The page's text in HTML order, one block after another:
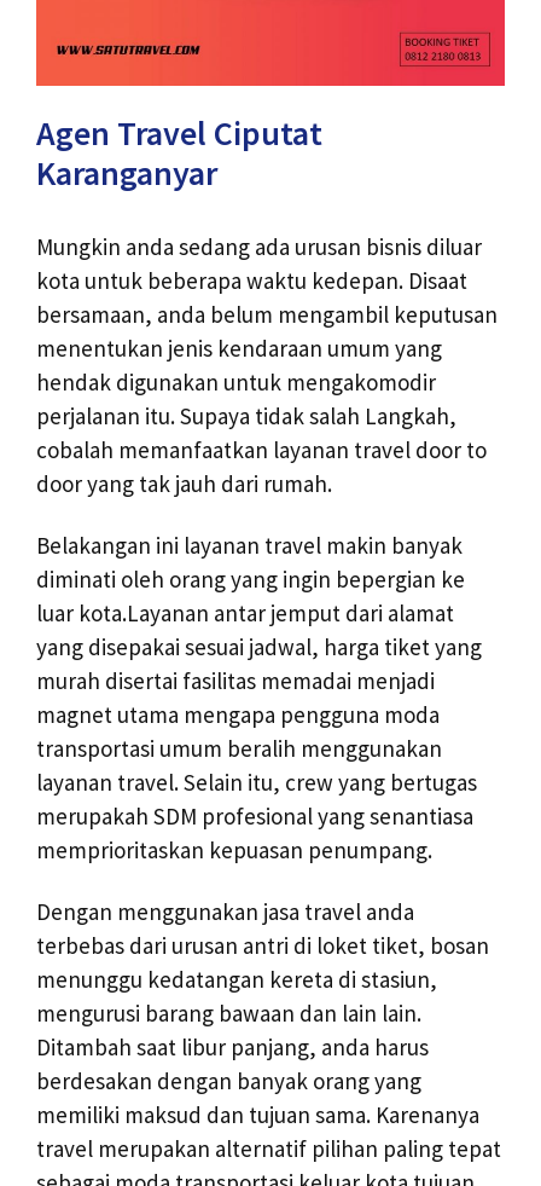
Agen Travel Ciputat
Karanganyar
Mungkin anda sedang ada urusan bisnis diluar
kota untuk beberapa waktu kedepan. Disaat
bersamaan, anda belum mengambil keputusan
menentukan jenis kendaraan umum yang
hendak digunakan untuk mengakomodir
perjalanan itu. Supaya tidak salah Langkah,
cobalah memanfaatkan layanan travel door to
door yang tak jauh dari rumah.
Belakangan ini layanan travel makin banyak
diminati oleh orang yang ingin bepergian ke
luar kota.Layanan antar jemput dari alamat
yang disepakai sesuai jadwal, harga tiket yang
murah disertai fasilitas memadai menjadi
magnet utama mengapa pengguna moda
transportasi umum beralih menggunakan
layanan travel. Selain itu, crew yang bertugas
merupakah SDM profesional yang senantiasa
memprioritaskan kepuasan penumpang.
Dengan menggunakan jasa travel anda
terbebas dari urusan antri di loket tiket, bosan
menunggu kedatangan kereta di stasiun,
mengurusi barang bawaan dan lain lain.
Ditambah saat libur panjang, anda harus
berdesakan dengan banyak orang yang
memiliki maksud dan tujuan sama. Karenanya
travel merupakan alternatif pilihan paling tepat